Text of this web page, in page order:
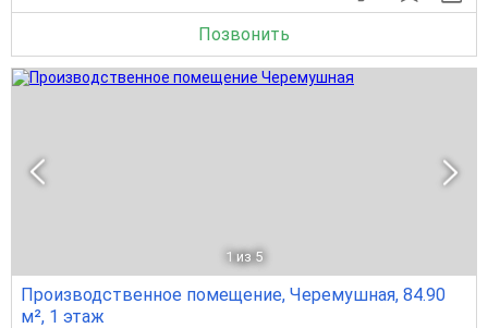
Позвонить
1 из 5
Производственное помещение, Черемушная, 84.90
м², 1 этаж